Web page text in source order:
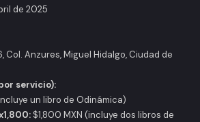
de 2025​
Col. Anzures, Miguel Hidalgo, Ciudad de
servicio):
un libro de Odinámica)​
$1,800 MXN (incluye dos libros de